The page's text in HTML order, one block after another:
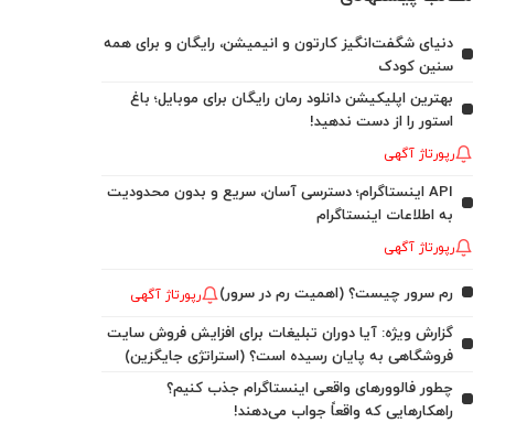
دنیای شگفت‌انگیز کارتون و انیمیشن، رایگان و برای همه
سنین کودک
بهترین اپلیکیشن دانلود رمان رایگان برای موبایل؛ باغ
استور را از دست ندهید!
رپورتاژ آگهی
API اینستاگرام؛ دسترسی آسان، سریع و بدون محدودیت
به اطلاعات اینستاگرام
رپورتاژ آگهی
رم سرور چیست؟ (اهمیت رم در سرور) رپورتاژ آگهی
گزارش ویژه: آیا دوران تبلیغات برای افزایش فروش سایت
فروشگاهی به پایان رسیده است؟ (استراتژی جایگزین)
چطور فالوورهای واقعی اینستاگرام جذب کنیم؟
راهکارهایی که واقعاً جواب می‌دهند!